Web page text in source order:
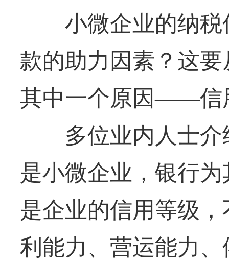
小微企业的纳税
款的助力因素？这
其中一个原因——信
多位业内人士介
是小微企业，银行
是企业的信用等级
利能力、营运能力